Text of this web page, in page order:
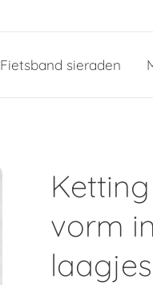
Fietsband sieraden
vorm
laagjes